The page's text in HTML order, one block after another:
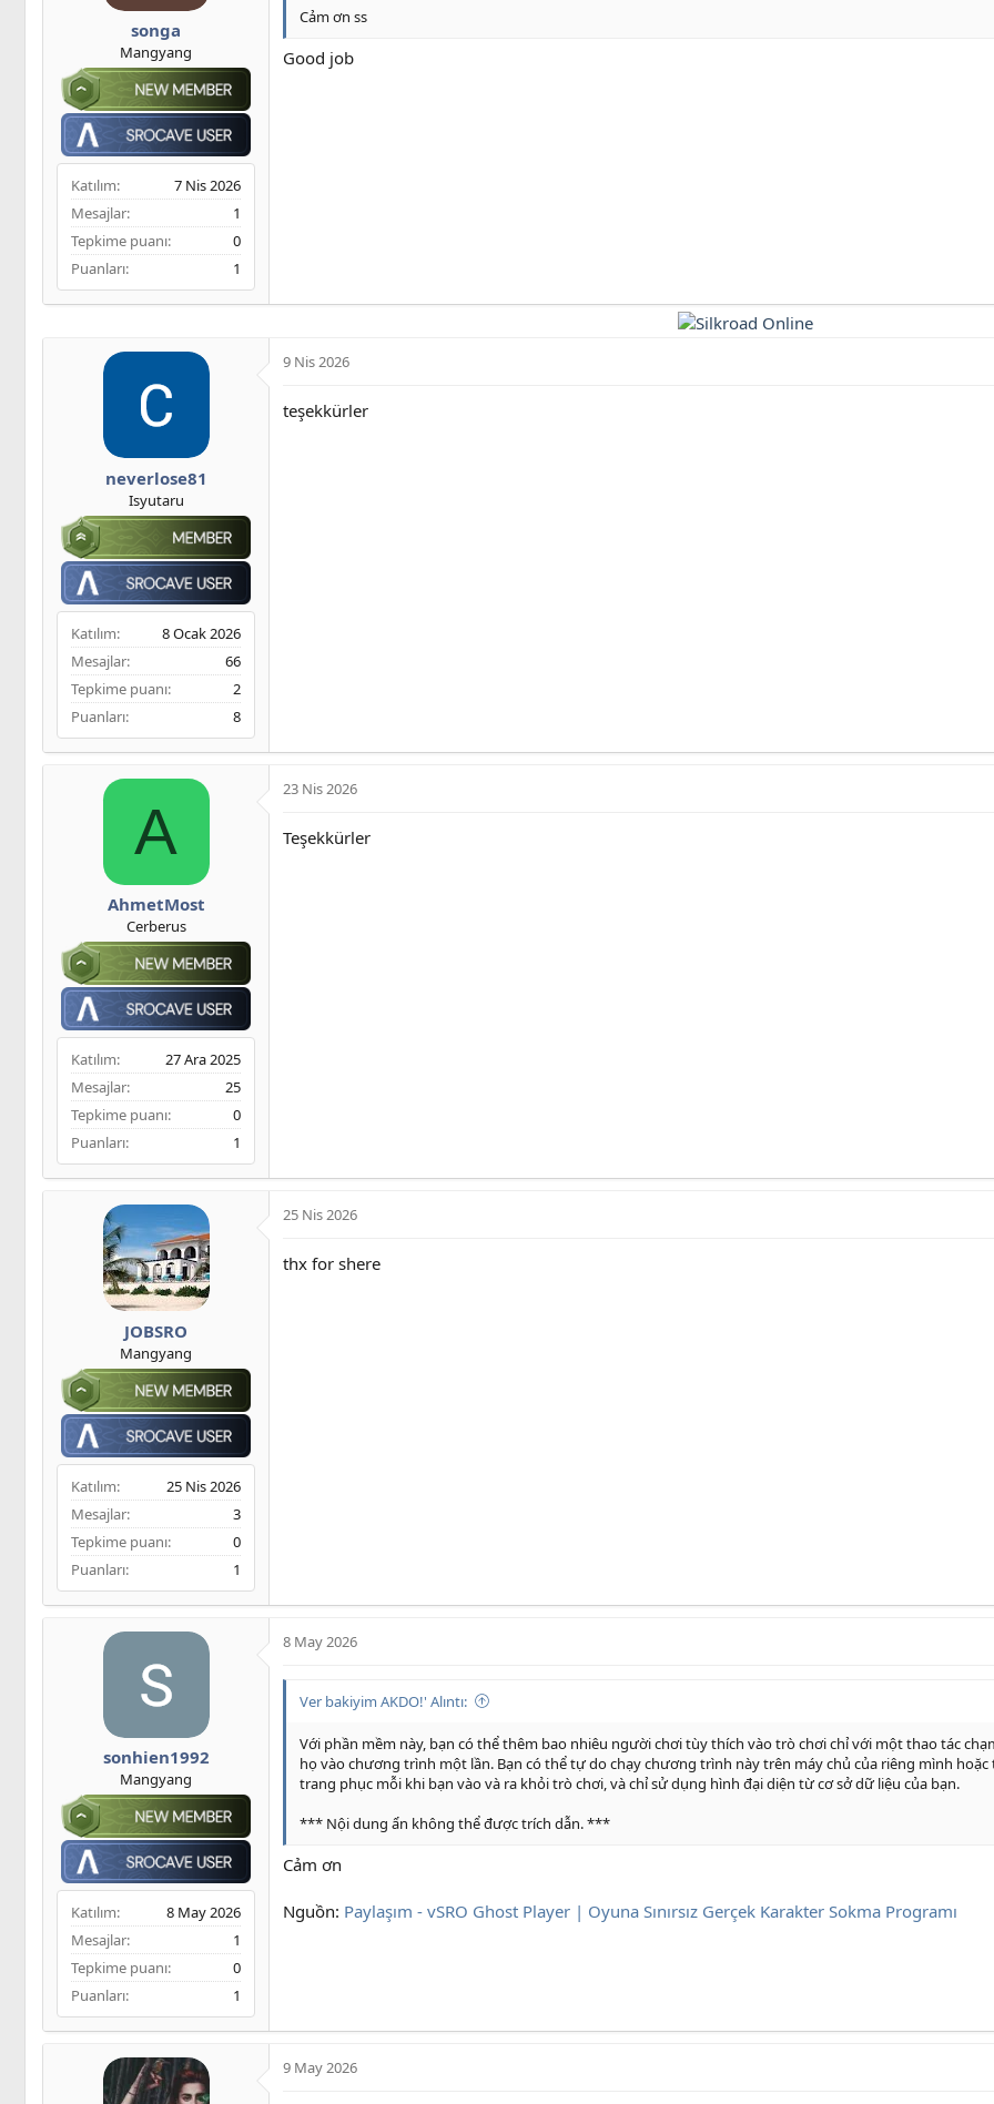
a
n
h
i
songa
Mangyang
Katılım
7 Nis 2026
Mesajlar
1
Tepkime puanı
0
Puanları
1
Cảm ơn ss
Good job
neverlose81
Isyutaru
Katılım
8 Ocak 2026
Mesajlar
66
Tepkime puanı
2
Puanları
8
9 Nis 2026
teşekkürler
A
AhmetMost
Cerberus
Katılım
27 Ara 2025
Mesajlar
25
Tepkime puanı
0
Puanları
1
23 Nis 2026
Teşekkürler
JOBSRO
Mangyang
Katılım
25 Nis 2026
Mesajlar
3
Tepkime puanı
0
Puanları
1
25 Nis 2026
thx for shere
sonhien1992
Mangyang
Katılım
8 May 2026
Mesajlar
1
Tepkime puanı
0
Puanları
1
8 May 2026
Ver bakiyim AKDO!' Alıntı:
Với phần mềm này, bạn có thể thêm bao nhiêu người chơi tùy thích vào trò chơi chỉ với một thao tác
họ vào chương trình một lần. Bạn có thể tự do chạy chương trình này trên máy chủ của riêng mình
trang phục mỗi khi bạn vào và ra khỏi trò chơi, và chỉ sử dụng hình đại diện từ cơ sở dữ liệu của bạn.
*** Nội dung ẩn không thể được trích dẫn. ***
Cảm ơn
Nguồn: Paylaşım - vSRO Ghost Player | Oyuna Sınırsız Gerçek Karakter Sokma Programı
9 May 2026